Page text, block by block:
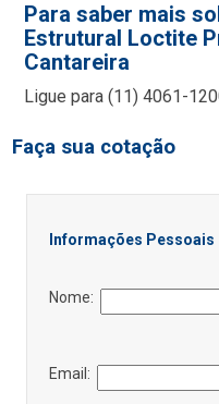
Para saber mais
Estrutural Loctite
Cantareira
Ligue para(11) 4061-
Faça sua cotação
Informações Pessoais
Nome:
Email: